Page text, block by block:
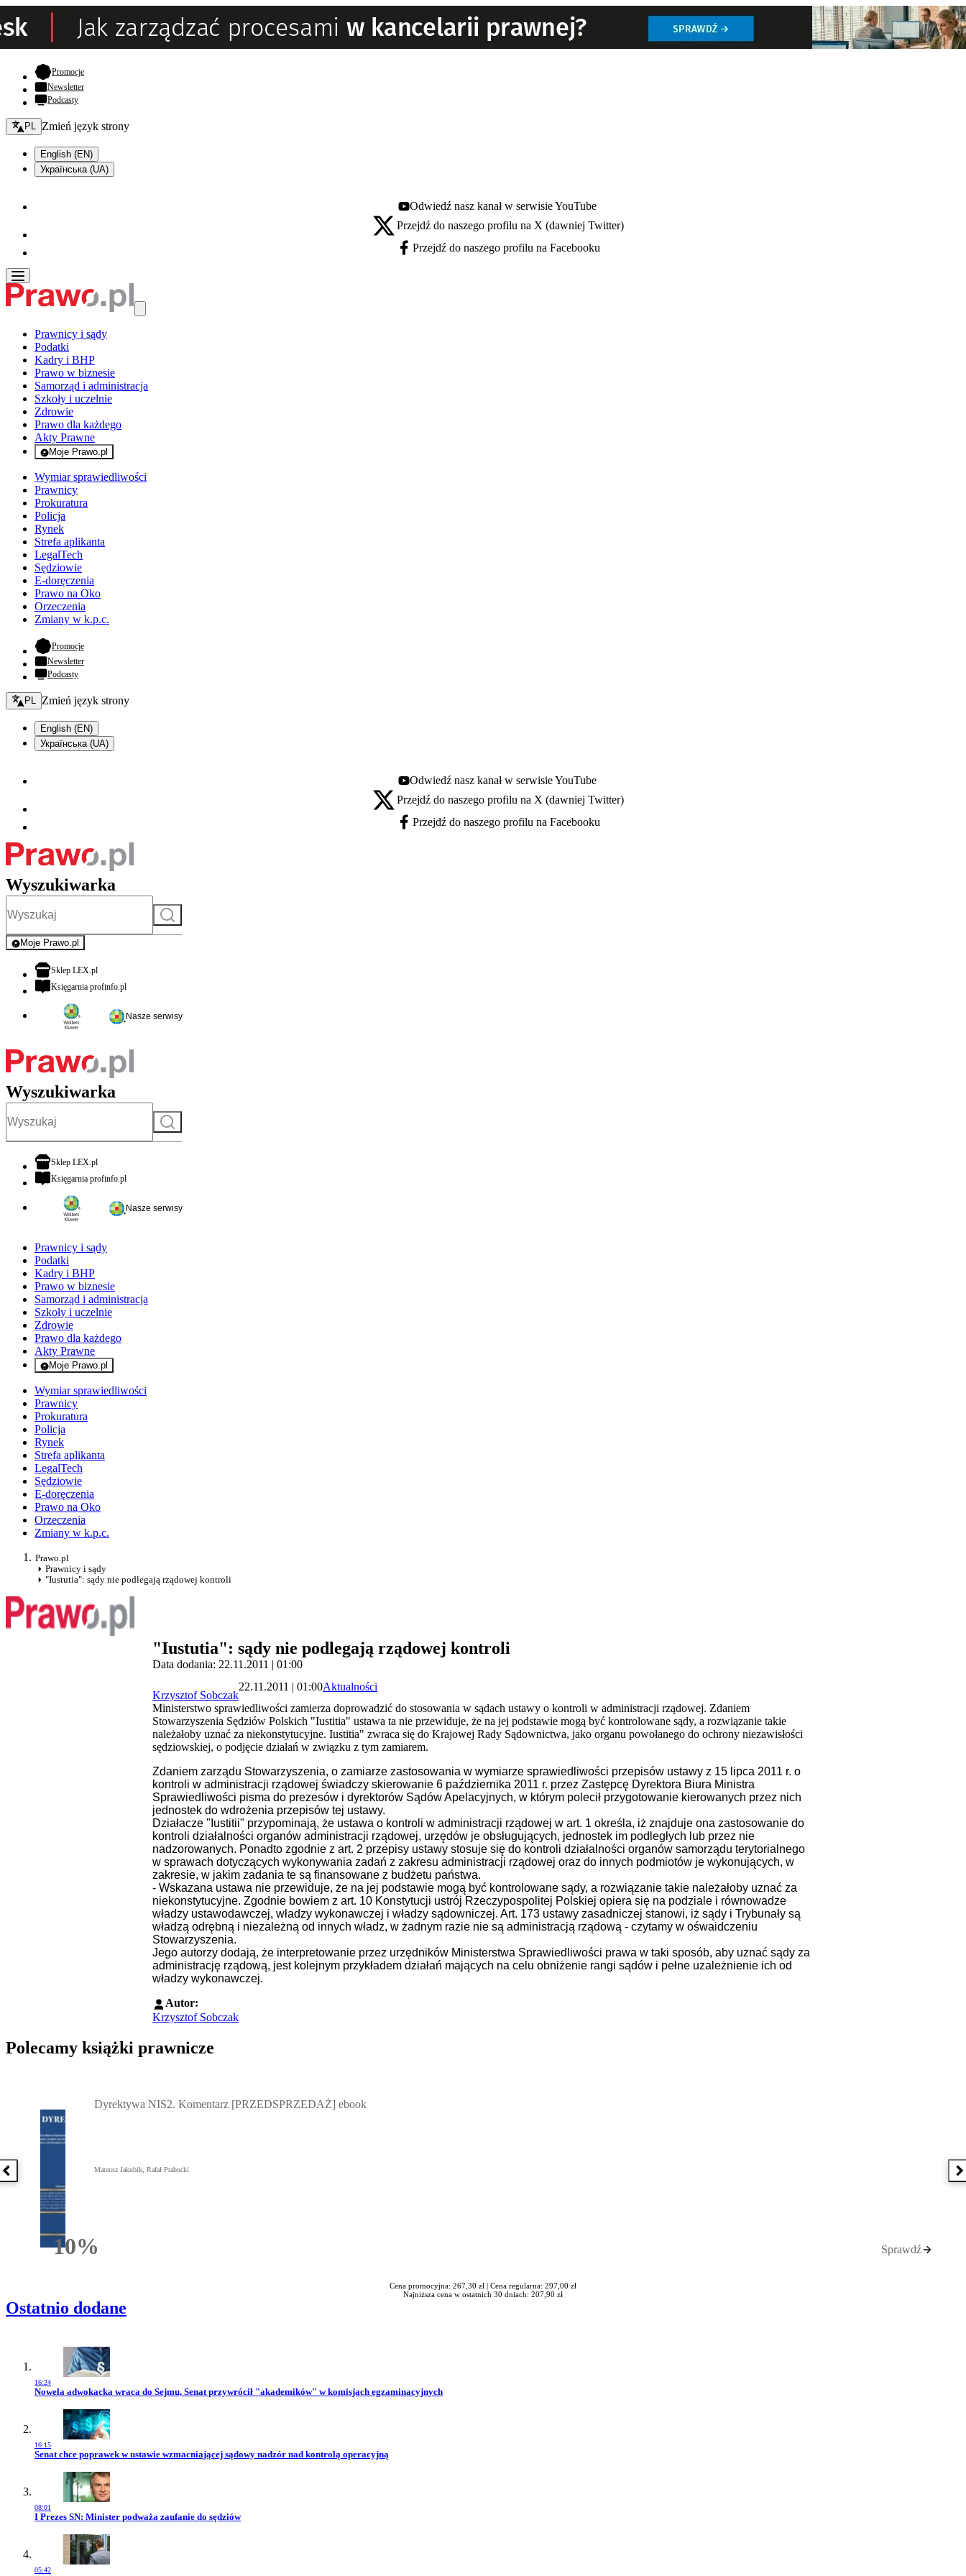
Promocje- otwiera się w nowej karcie
Newsletter
Podcasty
Zmień język - bieżący:
PL Zmień język strony
English (EN)
Українська (UA)
Youtube - otwiera się w nowej karcie
Odwiedź nasz kanał w serwisie YouTube
X - otwiera się w nowej karcie
Przejdź do naszego profilu na X (dawniej Twitter)
Facebook - otwiera się w nowej karcie
Przejdź do naszego profilu na Facebooku
Prawnicy i sądy
Podatki
Kadry i BHP
Prawo w biznesie
Samorząd i administracja
Szkoły i uczelnie
Zdrowie
Prawo dla każdego
Akty Prawne
Moje Prawo.pl
- rejestracja i logowanie do serwisu
Wymiar sprawiedliwości
Prawnicy
Prokuratura
Policja
Rynek
Strefa aplikanta
LegalTech
Sędziowie
E-doręczenia
Prawo na Oko
Orzeczenia
Zmiany w k.p.c.
Promocje- otwiera się w nowej karcie
Newsletter
Podcasty
Zmień język - bieżący:
PL Zmień język strony
English (EN)
Українська (UA)
Youtube - otwiera się w nowej karcie
Odwiedź nasz kanał w serwisie YouTube
X - otwiera się w nowej karcie
Przejdź do naszego profilu na X (dawniej Twitter)
Facebook - otwiera się w nowej karcie
Przejdź do naszego profilu na Facebooku
Wyszukiwarka
Szukaj
Moje Prawo.pl
- rejestracja i logowanie do serwisu
Sklep LEX.plotwiera się w nowej karcie
Księgarnia profinfo.plotwiera się w nowej karcie
Nasze serwisy
Wyszukiwarka
Szukaj
Sklep LEX.plotwiera się w nowej karcie
Księgarnia profinfo.plotwiera się w nowej karcie
Nasze serwisy
Prawnicy i sądy
Podatki
Kadry i BHP
Prawo w biznesie
Samorząd i administracja
Szkoły i uczelnie
Zdrowie
Prawo dla każdego
Akty Prawne
Moje Prawo.pl
- rejestracja i logowanie do serwisu
Wymiar sprawiedliwości
Prawnicy
Prokuratura
Policja
Rynek
Strefa aplikanta
LegalTech
Sędziowie
E-doręczenia
Prawo na Oko
Orzeczenia
Zmiany w k.p.c.
Prawo.pl
Prawnicy i sądy
"Iustutia": sądy nie podlegają rządowej kontroli
"Iustutia": sądy nie podlegają rządowej kontroli
Data dodania: 22.11.2011 | 01:00
Krzysztof Sobczak
22.11.2011 | 01:00Aktualności
Ministerstwo sprawiedliwości zamierza doprowadzić do stosowania w sądach ustawy o kontroli w administracji rządowej. Zdaniem
Stowarzyszenia Sędziów Polskich "Iustitia" ustawa ta nie przewiduje, że na jej podstawie mogą być kontrolowane sądy, a rozwiązanie takie
należałoby uznać za niekonstytucyjne. Iustitia" zwraca się do Krajowej Rady Sądownictwa, jako organu powołanego do ochrony niezawisłości
sędziowskiej, o podjęcie działań w związku z tym zamiarem.
Zdaniem zarządu Stowarzyszenia, o zamiarze zastosowania w wymiarze sprawiedliwości przepisów ustawy z 15 lipca 2011 r. o
kontroli w administracji rządowej świadczy skierowanie 6 października 2011 r. przez Zastępcę Dyrektora Biura Ministra
Sprawiedliwości pisma do prezesów i dyrektorów Sądów Apelacyjnych, w którym polecił przygotowanie kierowanych przez nich
jednostek do wdrożenia przepisów tej ustawy.
Działacze "Iustitii" przypominają, że ustawa o kontroli w administracji rządowej w art. 1 określa, iż znajduje ona zastosowanie do
kontroli działalności organów administracji rządowej, urzędów je obsługujących, jednostek im podległych lub przez nie
nadzorowanych. Ponadto zgodnie z art. 2 przepisy ustawy stosuje się do kontroli działalności organów samorządu terytorialnego
w sprawach dotyczących wykonywania zadań z zakresu administracji rządowej oraz do innych podmiotów je wykonujących, w
zakresie, w jakim zadania te są finansowane z budżetu państwa.
- Wskazana ustawa nie przewiduje, że na jej podstawie mogą być kontrolowane sądy, a rozwiązanie takie należałoby uznać za
niekonstytucyjne. Zgodnie bowiem z art. 10 Konstytucji ustrój Rzeczypospolitej Polskiej opiera się na podziale i równowadze
władzy ustawodawczej, władzy wykonawczej i władzy sądowniczej. Art. 173 ustawy zasadniczej stanowi, iż sądy i Trybunały są
władzą odrębną i niezależną od innych władz, w żadnym razie nie są administracją rządową - czytamy w ośwaidczeniu
Stowarzyszenia.
Jego autorzy dodają, że interpretowanie przez urzędników Ministerstwa Sprawiedliwości prawa w taki sposób, aby uznać sądy za
administrację rządową, jest kolejnym przykładem działań mających na celu obniżenie rangi sądów i pełne uzależnienie ich od
władzy wykonawczej.
Autor:
Krzysztof Sobczak
Polecamy książki prawnicze
Poprzednia książka
10%Rabatu
Dyrektywa NIS2. Komentarz [PRZEDSPRZEDAŻ] ebook
Mateusz Jakubik, Rafał Prabucki
Sprawdź
Cena promocyjna: 267,30 zł | Cena regularna: 297,00 zł
Najniższa cena w ostatnich 30 dniach: 207,90 zł
Ostatnio dodane
16:24
Przejdź do artykułu:
Nowela adwokacka wraca do Sejmu, Senat przywrócił "akademików" w komisjach egzaminacyjnych
16:15
Przejdź do artykułu:
Senat chce poprawek w ustawie wzmacniającej sądowy nadzór nad kontrolą operacyjną
08:01
Przejdź do artykułu:
I Prezes SN: Minister podważa zaufanie do sędziów
05:42